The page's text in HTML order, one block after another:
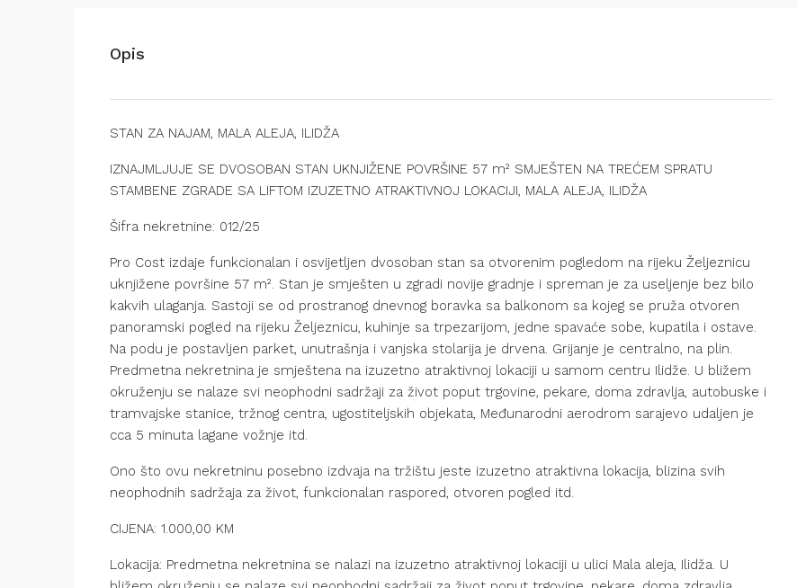
Opis
STAN ZA NAJAM, MALA ALEJA, ILIDŽA
IZNAJMLJUJE SE DVOSOBAN STAN UKNJIŽENE POVRŠINE 57 m² SMJEŠTEN NA TREĆEM SPRATU
STAMBENE ZGRADE SA LIFTOM IZUZETNO ATRAKTIVNOJ LOKACIJI, MALA ALEJA, ILIDŽA
Šifra nekretnine: 012/25
Pro Cost izdaje funkcionalan i osvijetljen dvosoban stan sa otvorenim pogledom na rijeku Željeznicu
uknjižene površine 57 m². Stan je smješten u zgradi novije gradnje i spreman je za useljenje bez bilo
kakvih ulaganja. Sastoji se od prostranog dnevnog boravka sa balkonom sa kojeg se pruža otvoren
panoramski pogled na rijeku Željeznicu, kuhinje sa trpezarijom, jedne spavaće sobe, kupatila i ostave.
Na podu je postavljen parket, unutrašnja i vanjska stolarija je drvena. Grijanje je centralno, na plin.
Predmetna nekretnina je smještena na izuzetno atraktivnoj lokaciji u samom centru Ilidže. U bližem
okruženju se nalaze svi neophodni sadržaji za život poput trgovine, pekare, doma zdravlja, autobuske i
tramvajske stanice, tržnog centra, ugostiteljskih objekata, Međunarodni aerodrom sarajevo udaljen je
cca 5 minuta lagane vožnje itd.
Ono što ovu nekretninu posebno izdvaja na tržištu jeste izuzetno atraktivna lokacija, blizina svih
neophodnih sadržaja za život, funkcionalan raspored, otvoren pogled itd.
CIJENA: 1.000,00 KM
Lokacija: Predmetna nekretnina se nalazi na izuzetno atraktivnoj lokaciji u ulici Mala aleja, Ilidža. U